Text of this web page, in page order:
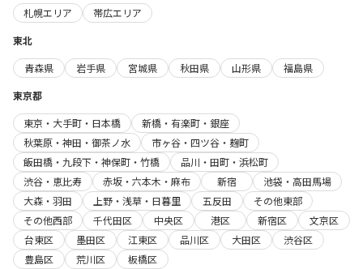
札幌エリア
帯広エリア
東北
青森県
岩手県 宮城県 秋田県 山形県
福島県
東京都
東京・大手町・日本橋
新橋・有楽町・銀座
秋葉原・神田・御茶ノ水
市ヶ谷・四ツ谷・麹町
飯田橋・九段下・神保町・竹橋
品川・田町・浜松町
渋谷・恵比寿
赤坂・六本木・麻布 新宿
池袋・高田馬場
大森・羽田
上野・浅草・日暮里 五反田
その他東部
その他西部
千代田区 中央区 港区 新宿区
文京区
台東区
墨田区 江東区 品川区 大田区
渋谷区
豊島区
荒川区
板橋区